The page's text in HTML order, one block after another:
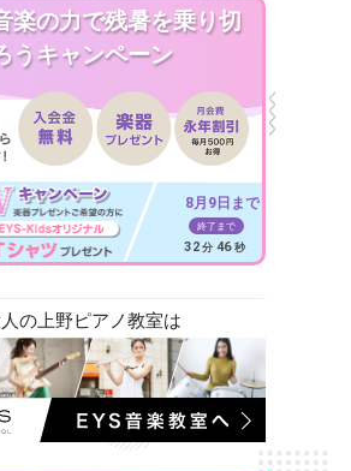
楽の力で残暑を乗り切
うキャンペーン
8月9日まで
終了まで
32 分 44 秒
の上野ピアノ教室は